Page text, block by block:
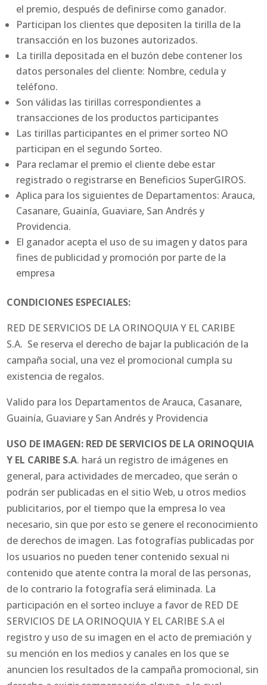
el premio, después de definirse como ganador.
Participan los clientes que depositen la tirilla de la
transacción en los buzones autorizados.
La tirilla depositada en el buzón debe contener los
datos personales del cliente: Nombre, cedula y
teléfono.
Son válidas las tirillas correspondientes a
transacciones de los productos participantes
Las tirillas participantes en el primer sorteo NO
participan en el segundo Sorteo.
Para reclamar el premio el cliente debe estar
registrado o registrarse en Beneficios SuperGIROS.
Aplica para los siguientes de Departamentos: Arauca,
Casanare, Guainía, Guaviare, San Andrés y
Providencia.
El ganador acepta el uso de su imagen y datos para
fines de publicidad y promoción por parte de la
empresa
CONDICIONES ESPECIALES:
RED DE SERVICIOS DE LA ORINOQUIA Y EL CARIBE
S.A. Se reserva el derecho de bajar la publicación de la
campaña social, una vez el promocional cumpla su
existencia de regalos.
Valido para los Departamentos de Arauca, Casanare,
Guainía, Guaviare y San Andrés y Providencia
USO DE IMAGEN: RED DE SERVICIOS DE LA ORINOQUIA
Y EL CARIBE S.A. hará un registro de imágenes en
general, para actividades de mercadeo, que serán o
podrán ser publicadas en el sitio Web, u otros medios
publicitarios, por el tiempo que la empresa lo vea
necesario, sin que por esto se genere el reconocimiento
de derechos de imagen. Las fotografías publicadas por
los usuarios no pueden tener contenido sexual ni
contenido que atente contra la moral de las personas,
de lo contrario la fotografía será eliminada. La
participación en el sorteo incluye a favor de RED DE
SERVICIOS DE LA ORINOQUIA Y EL CARIBE S.A el
registro y uso de su imagen en el acto de premiación y
su mención en los medios y canales en los que se
anuncien los resultados de la campaña promocional, sin